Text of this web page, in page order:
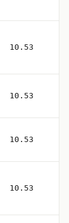
10.53
10.53
10.53
10.53